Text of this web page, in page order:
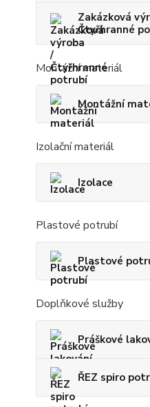
Zakázková
Čtyřhranné
Montážní materiál
Montážní
Izolační materiál
Izolace
Plastové potrubí
Plastové
Doplňkové služby
Práškové
ŘEZ spiro